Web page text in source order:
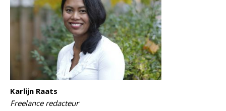
Karlijn Raats
Freelance redacteur